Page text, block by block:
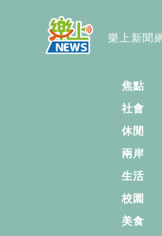
樂上新聞
焦點
社會
休閒
兩岸
生活
校園
美食